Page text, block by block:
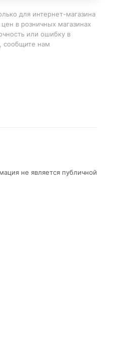
для интернет-магазина
в розничных магазинах
или ошибку в
сообщите нам
не является публичной